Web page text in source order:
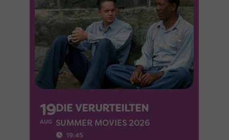
19
AUG
DIE VERURTEILTEN
SUMMER MOVIES 2026
19:45